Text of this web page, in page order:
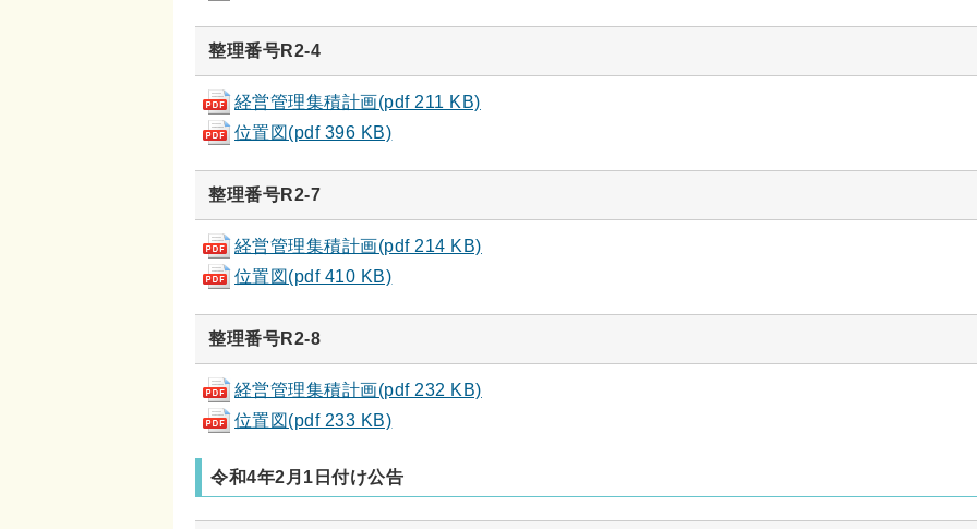
整理番号R2-4
経営管理集積計画(pdf 211 KB)
位置図(pdf 396 KB)
整理番号R2-7
経営管理集積計画(pdf 214 KB)
位置図(pdf 410 KB)
整理番号R2-8
経営管理集積計画(pdf 232 KB)
位置図(pdf 233 KB)
令和4年2月1日付け公告